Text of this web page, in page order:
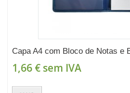
Capa A4 com Bloco de Notas e
1,66 € sem IVA